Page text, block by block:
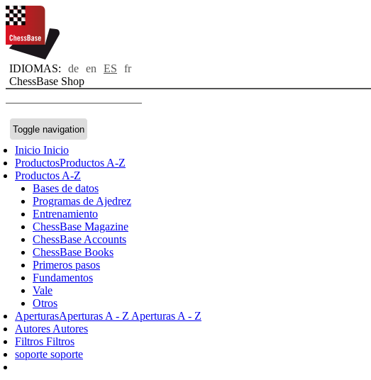
IDIOMAS: de en ES
fr
ChessBase Shop
Toggle navigation
Inicio Inicio
ProductosProductos A-Z
Productos A-Z
Bases de datos
Programas de Ajedrez
Entrenamiento
ChessBase Magazine
ChessBase Accounts
ChessBase Books
Primeros pasos
Fundamentos
Vale
Otros
AperturasAperturas A - Z Aperturas A - Z
Autores Autores
Filtros Filtros
soporte soporte